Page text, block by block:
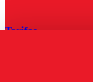
Tarifas